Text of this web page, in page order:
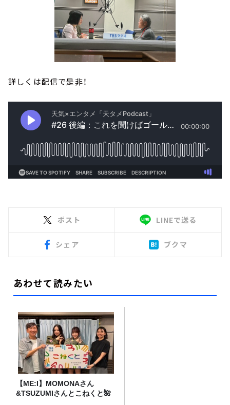
詳しくは配信で是非！
ポスト LINEで送る
シェア ブクマ
あわせて読みたい
【ME:I】MOMONAさん
&TSUZUMIさんとこねくと🌺